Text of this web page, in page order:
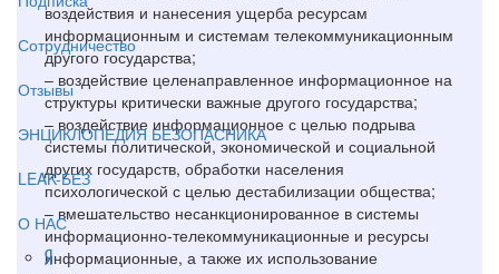
Сотрудничество
Отзывы
ЭНЦИКЛОПЕДИЯ БЕЗОПАСНИКА
LEAK-БЕЗ
О НАС
воздействия и нанесения ущерба ресурсам
информационным и системам телекоммуникационным
другого государства;
– воздействие целенаправленное информационное на
структуры критически важные другого государства;
– воздействие информационное с целью подрыва
системы политической, экономической и социальной
других государств, обработки населения
психологической с целью дестабилизации общества;
– вмешательство несанкционированное в системы
информационно-телекоммуникационные и ресурсы
информационные, а также их использование